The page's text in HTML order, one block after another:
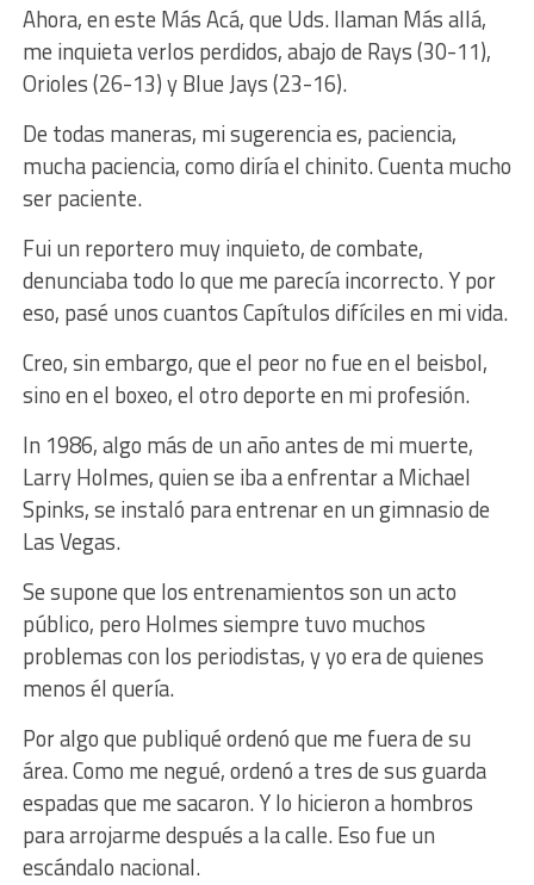
Ahora, en este Más Acá, que Uds. llaman Más allá,
me inquieta verlos perdidos, abajo de Rays (30-11),
Orioles (26-13) y Blue Jays (23-16).
De todas maneras, mi sugerencia es, paciencia,
mucha paciencia, como diría el chinito. Cuenta mucho
ser paciente.
Fui un reportero muy inquieto, de combate,
denunciaba todo lo que me parecía incorrecto. Y por
eso, pasé unos cuantos Capítulos difíciles en mi vida.
Creo, sin embargo, que el peor no fue en el beisbol,
sino en el boxeo, el otro deporte en mi profesión.
In 1986, algo más de un año antes de mi muerte,
Larry Holmes, quien se iba a enfrentar a Michael
Spinks, se instaló para entrenar en un gimnasio de
Las Vegas.
Se supone que los entrenamientos son un acto
público, pero Holmes siempre tuvo muchos
problemas con los periodistas, y yo era de quienes
menos él quería.
Por algo que publiqué ordenó que me fuera de su
área. Como me negué, ordenó a tres de sus guarda
espadas que me sacaron. Y lo hicieron a hombros
para arrojarme después a la calle. Eso fue un
escándalo nacional.